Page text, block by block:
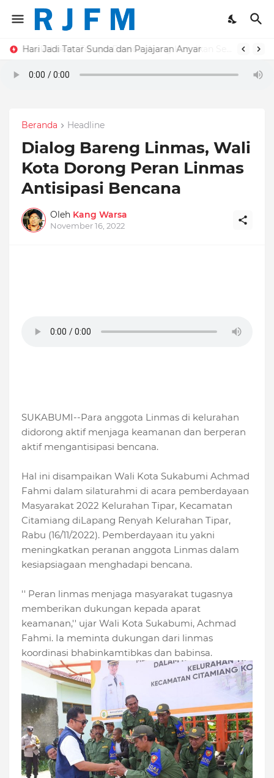
Hari Jadi Tatar Sunda dan Pajajaran Anyar
Beranda Headline
Dialog Bareng Linmas, Wali
Kota Dorong Peran Linmas
Antisipasi Bencana
Oleh Kang Warsa
November 16, 2022
SUKABUMI--Para anggota Linmas di kelurahan
didorong aktif menjaga keamanan dan berperan
aktif mengantisipasi bencana.
Hal ini disampaikan Wali Kota Sukabumi Achmad
Fahmi dalam silaturahmi di acara pemberdayaan
Masyarakat 2022 Kelurahan Tipar, Kecamatan
Citamiang diLapang Renyah Kelurahan Tipar,
Rabu (16/11/2022). Pemberdayaan itu yakni
meningkatkan peranan anggota Linmas dalam
kesiapsiagaan menghadapi bencana.
'' Peran linmas menjaga masyarakat tugasnya
memberikan dukungan kepada aparat
keamanan,'' ujar Wali Kota Sukabumi, Achmad
Fahmi. Ia meminta dukungan dari linmas
koordinasi bhabinkamtibkas dan babinsa.